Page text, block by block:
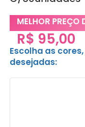
MELHOR PREÇO
R$ 95,00
Escolha as
desejadas: